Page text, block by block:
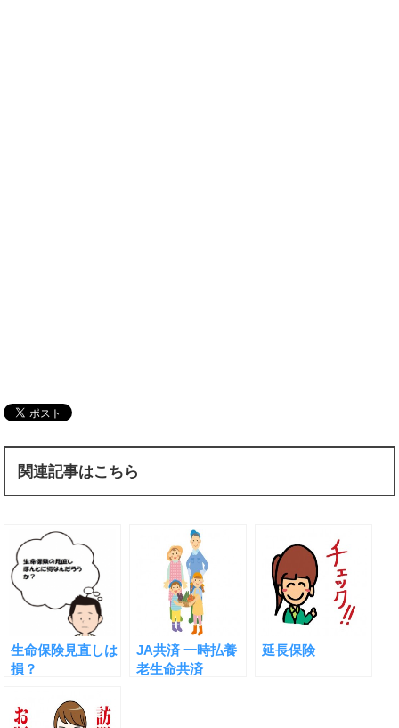
関連記事はこちら
生命保険見直しは
損？
JA共済 一時払養
老生命共済
延長保険